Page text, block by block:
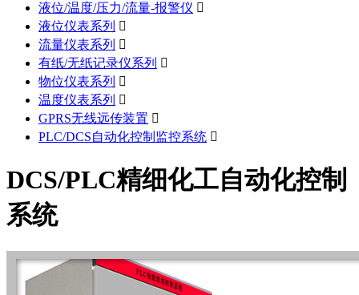
液位/温度/压力/流量-报警仪 
液位仪表系列 
流量仪表系列 
有纸/无纸记录仪系列 
物位仪表系列 
温度仪表系列 
GPRS无线远传装置 
PLC/DCS自动化控制监控系统 
DCS/PLC精细化工自动化控制
系统